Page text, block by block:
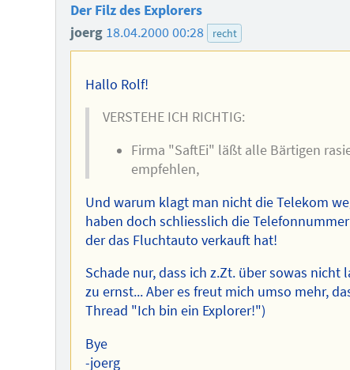
Der Filz des Explorers
joerg 18.04.2000 00:28 recht
Hallo Rolf!
VERSTEHE ICH RICHTIG:
Firma "SaftEi" läßt alle Bärtigen
empfehlen,
Und warum klagt man nicht die Telekom
haben doch schliesslich die
der das Fluchtauto verkauft hat!
Schade nur, dass ich z.Zt. über sowas
zu ernst... Aber es freut mich umso mehr,
Thread "Ich bin ein Explorer!")
Bye
-joerg